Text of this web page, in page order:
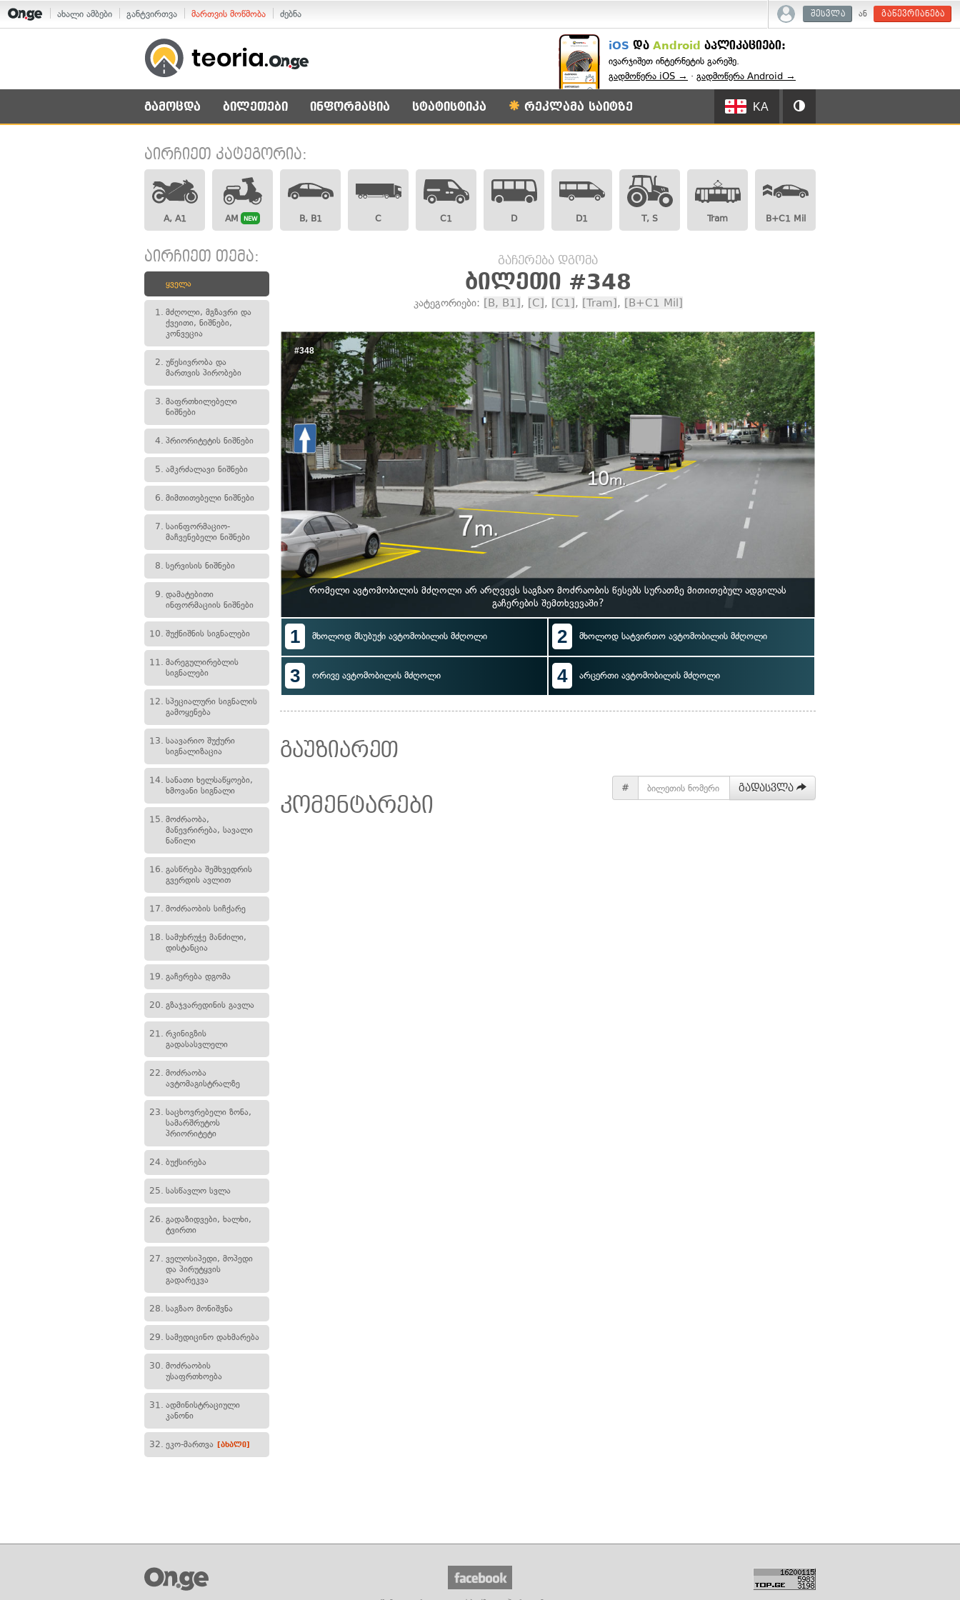
ახალი ამბები განტვირთვა მართვის მოწმობა ძებნა შესვლა ან გაწევრიანება
iOS და Android აპლიკაციები:
ივარჯიშეთ ინტერნეტის გარეშე.
გადმოწერა iOS → · გადმოწერა Android →
გამოცდა ბილეთები ინფორმაცია სტატისტიკა რეკლამა საიტზე KA
აირჩიეთ კატეგორია:
A, A1 AM NEW B, B1 C C1 D D1 T, S Tram B+C1 Mil
აირჩიეთ თემა:
ყველა
1. მძღოლი, მგზავრი და
ქვეითი, ნიშნები,
კონვეცია
2. უწესივრობა და
მართვის პირობები
3. მაფრთხილებელი
ნიშნები
4. პრიორიტეტის ნიშნები
5. ამკრძალავი ნიშნები
6. მიმთითებელი ნიშნები
7. საინფორმაციო-
მაჩვენებელი ნიშნები
8. სერვისის ნიშნები
9. დამატებითი
ინფორმაციის ნიშნები
10. შუქნიშნის სიგნალები
11. მარეგულირებლის
სიგნალები
12. სპეციალური სიგნალის
გამოყენება
13. საავარიო შუქური
სიგნალიზაცია
14. სანათი ხელსაწყოები,
ხმოვანი სიგნალი
15. მოძრაობა,
მანევრირება, სავალი
ნაწილი
16. გასწრება შემხვედრის
გვერდის ავლით
17. მოძრაობის სიჩქარე
18. სამუხრუჭე მანძილი,
დისტანცია
19. გაჩერება დგომა
20. გზაჯვარედინის გავლა
21. რკინიგზის
გადასასვლელი
22. მოძრაობა
ავტომაგისტრალზე
23. საცხოვრებელი ზონა,
სამარშრუტოს
პრიორიტეტი
24. ბუქსირება
25. სასწავლო სვლა
26. გადაზიდვები, ხალხი,
ტვირთი
27. ველოსიპედი, მოპედი
და პირუტყვის
გადარეკვა
28. საგზაო მონიშვნა
29. სამედიცინო დახმარება
30. მოძრაობის
უსაფრთხოება
31. ადმინისტრაციული
კანონი
32. ეკო-მართვა [ახალი]
გაჩერება დგომა
ბილეთი #348
კატეგორიები: [B, B1], [C], [C1], [Tram], [B+C1 Mil]
#348
რომელი ავტომობილის მძღოლი არ არღვევს საგზაო მოძრაობის წესებს სურათზე მითითებულ ადგილას
გაჩერების შემთხვევაში?
1 მხოლოდ მსუბუქი ავტომობილის მძღოლი 2 მხოლოდ სატვირთო ავტომობილის მძღოლი
3 ორივე ავტომობილის მძღოლი 4 არცერთი ავტომობილის მძღოლი
# გადასვლა
გაუზიარეთ
კომენტარები